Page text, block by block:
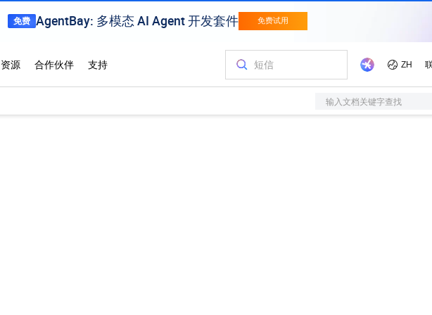
输入文档关键字查找